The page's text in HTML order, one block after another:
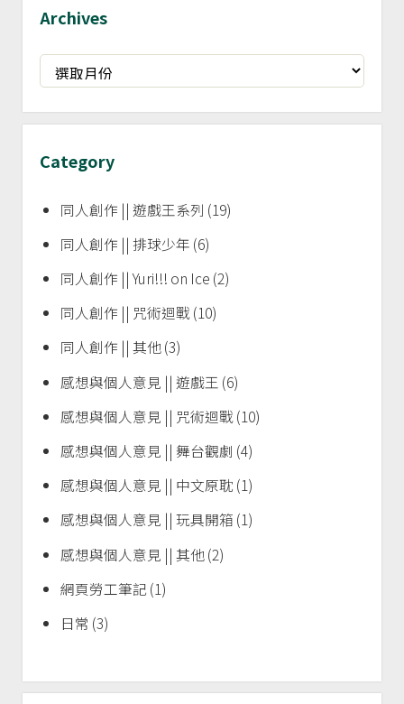
Archives
Archives
Category
同人創作 || 遊戲王系列 (19)
同人創作 || 排球少年 (6)
同人創作 || Yuri!!! on Ice (2)
同人創作 || 咒術迴戰(10)
同人創作 || 其他(3)
感想與個人意見 || 遊戲王 (6)
感想與個人意見 || 咒術迴戰(10)
感想與個人意見 || 舞台觀劇 (4)
感想與個人意見 || 中文原耽 (1)
感想與個人意見 || 玩具開箱 (1)
感想與個人意見 || 其他(2)
網頁勞工筆記(1)
日常 (3)